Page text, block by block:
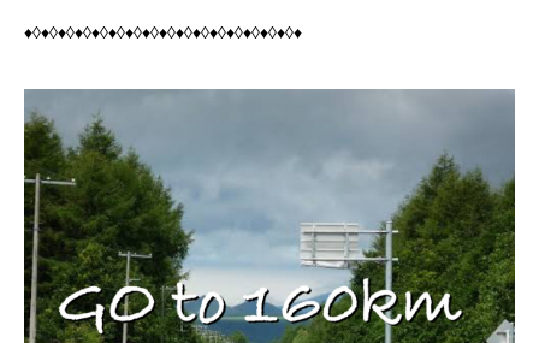
♦◊♦◊♦◊♦◊♦◊♦◊♦◊♦◊♦◊♦◊♦◊♦◊♦◊♦◊♦◊♦◊♦